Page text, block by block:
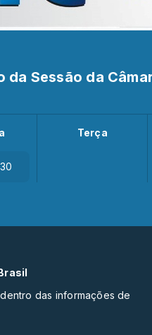
da Sessão da
Terça
das informações de